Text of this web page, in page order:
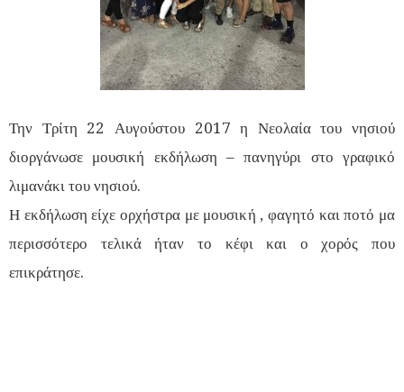
Την Τρίτη 22 Αυγούστου 2017 η Νεολαία του νησιού
διοργάνωσε μουσική εκδήλωση – πανηγύρι στο γραφικό
λιμανάκι του νησιού.
Η εκδήλωση είχε ορχήστρα με μουσική , φαγητό και ποτό μα
περισσότερο τελικά ήταν το κέφι και ο χορός που
επικράτησε.